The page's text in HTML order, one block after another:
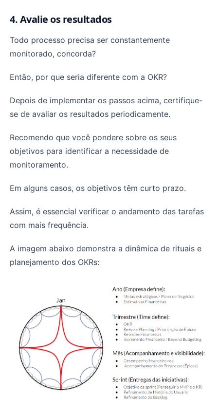
4. Avalie os resultados
Todo processo precisa ser constantemente
monitorado, concorda?
Então, por que seria diferente com a OKR?
Depois de implementar os passos acima, certifique-
se de avaliar os resultados periodicamente.
Recomendo que você pondere sobre os seus
objetivos para identificar a necessidade de
monitoramento.
Em alguns casos, os objetivos têm curto prazo.
Assim, é essencial verificar o andamento das tarefas
com mais frequência.
A imagem abaixo demonstra a dinâmica de rituais e
planejamento dos OKRs: